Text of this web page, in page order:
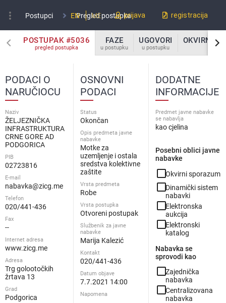
more_vert Postupci Pregled postupka
EN ME prijava registracija
POSTUPAK #5036
pregled postupka
FAZE
u postupku
UGOVORI
u postupku
OKVIRNI
u
OSNOVNI
PODACI
Status
Okončan
Opis predmeta javne
nabavke
Motke za
uzemljenje i ostala
sredstva kolektivne
zaštite
Vrsta predmeta
Robe
Vrsta postupka
Otvoreni postupak
Službenik za javne
nabavke
Marija Kalezić
Kontakt
020/441-436
Datum objave
7.7.2021 14:00
Napomena
DODATNE
INFORMACIJE
Predmet javne nabavke
se nabavlja
kao cjelina
Posebni oblici javne
nabavke
check_box_outline_blankOkvirni sporazum
check_box_outline_blankDinamički sistem
nabavki
check_box_outline_blankElektronska
aukcija
check_box_outline_blankElektronski
katalog
Nabavka se
sprovodi kao
check_box_outline_blankZajednička
nabavka
check_box_outline_blankCentralizovana
nabavka
PODACI O
NARUČIOCU
Naziv
ŽELJEZNIČKA
INFRASTRUKTURA
CRNE GORE AD
PODGORICA
PIB
02723816
E-mail
nabavka@zicg.me
Telefon
020/441-436
Fax
--
Internet adresa
www.zicg.me
Adresa
Trg golootočkih
žrtava 13
Grad
Podgorica